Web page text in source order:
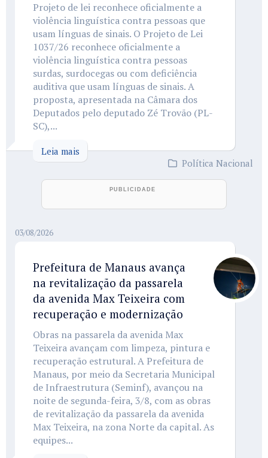
Projeto de lei reconhece oficialmente a
violência linguística contra pessoas que
usam línguas de sinais. O Projeto de Lei
1037/26 reconhece oficialmente a
violência linguística contra pessoas
surdas, surdocegas ou com deficiência
auditiva que usam línguas de sinais. A
proposta, apresentada na Câmara dos
Deputados pelo deputado Zé Trovão (PL-
SC),...
Leia mais
Política Nacional
03/08/2026
Prefeitura de Manaus avança
na revitalização da passarela
da avenida Max Teixeira com
recuperação e modernização
Obras na passarela da avenida Max
Teixeira avançam com limpeza, pintura e
recuperação estrutural. A Prefeitura de
Manaus, por meio da Secretaria Municipal
de Infraestrutura (Seminf), avançou na
noite de segunda-feira, 3/8, com as obras
de revitalização da passarela da avenida
Max Teixeira, na zona Norte da capital. As
equipes...